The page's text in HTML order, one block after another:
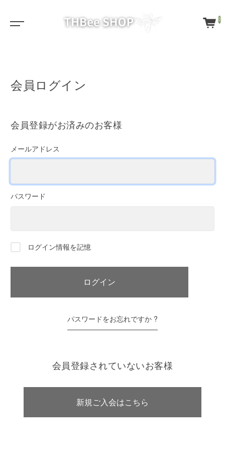
0
会員ログイン
会員登録がお済みのお客様
メールアドレス
パスワード
ログイン情報を記憶
パスワードをお忘れですか ?
会員登録されていないお客様
新規ご入会はこちら